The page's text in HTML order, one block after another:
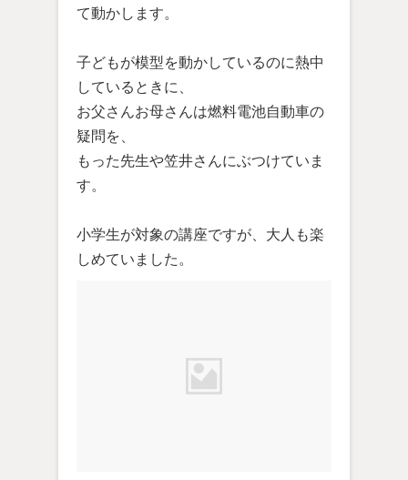
て動かします。
子どもが模型を動かしているのに熱中
しているときに、
お父さんお母さんは燃料電池自動車の
疑問を、
もった先生や笠井さんにぶつけていま
す。
小学生が対象の講座ですが、大人も楽
しめていました。